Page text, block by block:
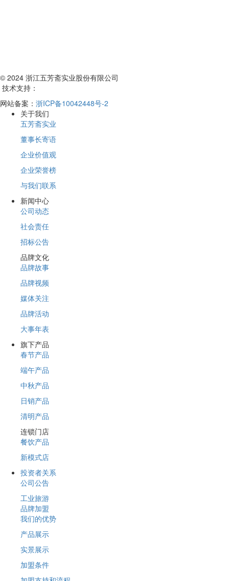
© 2024 浙江五芳斋实业股份有限公司
技术支持：
网站备案： 浙ICP备10042448号-2
关于我们
五芳斋实业
董事长寄语
企业价值观
企业荣誉榜
与我们联系
新闻中心
公司动态
社会责任
招标公告
品牌文化
品牌故事
品牌视频
媒体关注
品牌活动
大事年表
旗下产品
春节产品
端午产品
中秋产品
日销产品
清明产品
连锁门店
餐饮产品
新模式店
投资者关系
公司公告
工业旅游
品牌加盟
我们的优势
产品展示
实景展示
加盟条件